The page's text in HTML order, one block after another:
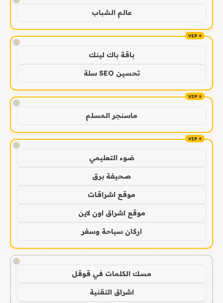
عالم الشباب
!
باقة باك لينك
تحسين SEO سلة
!
ماسنجر المسلم
!
ضوء التعليمي
صحيفة برق
موقع اشراقات
موقع اشراق اون لاين
اركان سياحة وسفر
!
مسك الكلمات في قوقل
اشراق التقنية